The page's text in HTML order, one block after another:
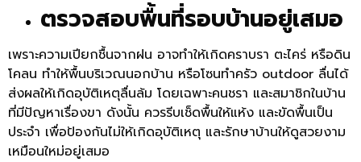
ตรวจสอบพื้นที่รอบบ้านอยู่เสมอ
เพราะความเปียกชื้นจากฝน อาจทำให้เกิดคราบรา ตะไคร่ หรือดิน
โคลน ทำให้พื้นบริเวณนอกบ้าน หรือโซนทำครัว outdoor ลื่นได้
ส่งผลให้เกิดอุบัติเหตุลื่นล้ม โดยเฉพาะคนชรา และสมาชิกในบ้าน
ที่มีปัญหาเรื่องขา ดังนั้น ควรรีบเช็ดพื้นให้แห้ง และขัดพื้นเป็น
ประจำ เพื่อป้องกันไม่ให้เกิดอุบัติเหตุ และรักษาบ้านให้ดูสวยงาม
เหมือนใหม่อยู่เสมอ